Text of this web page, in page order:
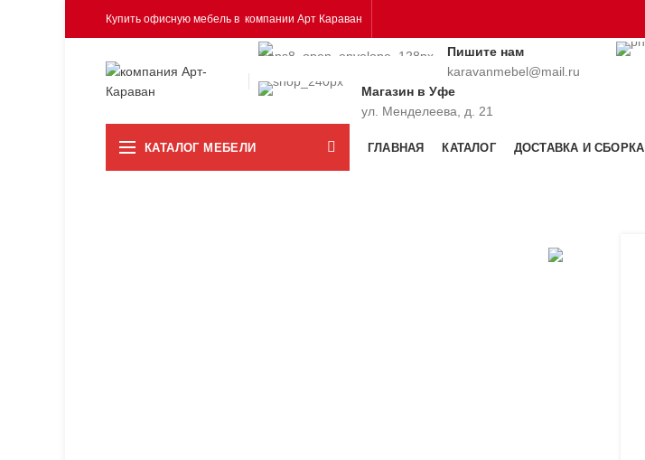
Купить офисную мебель в компании Арт Караван
Пишите нам
karavanmebel@mail.ru
Магазин в Уфе
ул. Менделеева, д. 21
КАТАЛОГ МЕБЕЛИ ГЛАВНАЯ КАТАЛОГ ДОСТАВКА И СБОРКА